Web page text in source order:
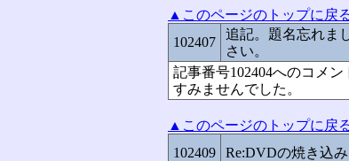
▲このページのトップに戻
102407
追記。題名忘れま
さい。
記事番号102404へのコメン
すみませんでした。
▲このページのトップに戻
102409
Re:DVDの焼き込